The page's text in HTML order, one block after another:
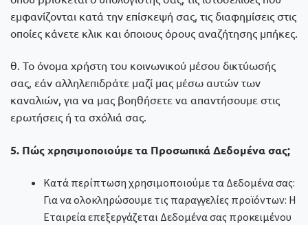
εμφανίζονται κατά την επίσκεψή σας, τις διαφημίσεις στις
οποίες κάνετε κλικ και όποιους όρους αναζήτησης μπήκες.
θ. Το όνομα χρήστη του κοινωνικού μέσου δικτύωσής
σας, εάν αλληλεπιδράτε μαζί μας μέσω αυτών των
καναλιών, για να μας βοηθήσετε να απαντήσουμε στις
ερωτήσεις ή τα σχόλιά σας.
5. Πώς χρησιμοποιούμε τα Προσωπικά Δεδομένα σας;
Κατά περίπτωση χρησιμοποιούμε τα Δεδομένα σας:
Για να ολοκληρώσουμε τις παραγγελίες προϊόντων: Η
Εταιρεία επεξεργάζεται Δεδομένα σας προκειμένου